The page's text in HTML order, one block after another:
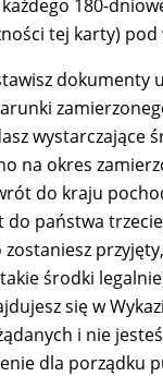
180-
tej karty) pod
dokumenty
wystarczające
na okres
do kraju
do państwa
zostaniesz
środki
się w
i nie
dla porządku